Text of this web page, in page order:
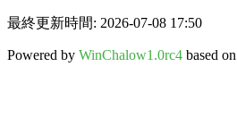
最終更新時間: 2026-07-08 17:50
Powered by WinChalow1.0rc4 based on